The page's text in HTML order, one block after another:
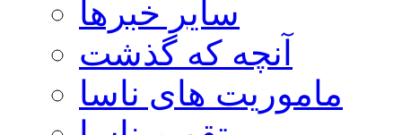
سایر خبرها
آنچه که گذشت
ماموریت های ناسا